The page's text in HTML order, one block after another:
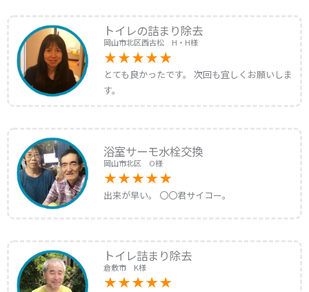
トイレの詰まり除去
岡山市北区西古松 H・H様
とても良かったです。 次回も宜しくお願いしま
す。
浴室サーモ水栓交換
岡山市北区 O様
出来が早い。 〇〇君サイコー。
トイレ詰まり除去
倉敷市 K様